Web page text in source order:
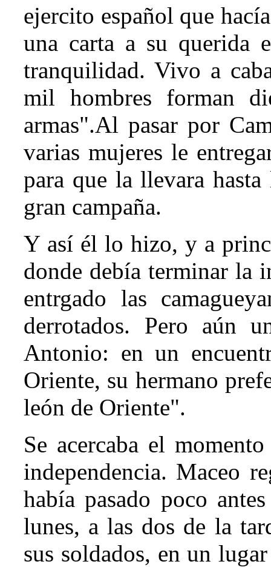
ejercito español que
una carta a su querida
tranquilidad. Vivo a
mil hombres forman
armas".Al pasar por
varias mujeres le
para que la llevara
gran campaña.
Y así él lo hizo, y a
donde debía terminar la
entrgado las
derrotados. Pero aún
Antonio: en un
Oriente, su hermano
león de Oriente".
Se acercaba el
independencia. Maceo
había pasado poco
lunes, a las dos de la
sus soldados, en un